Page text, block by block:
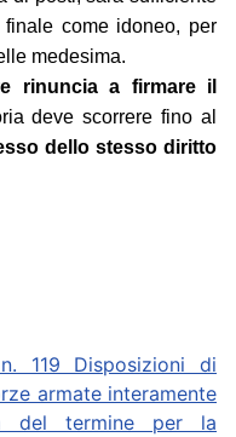
come idoneo, per
medesima.
rinuncia a firmare il
deve scorrere fino al
dello stesso diritto
119 Disposizioni di
armate interamente
del termine per la